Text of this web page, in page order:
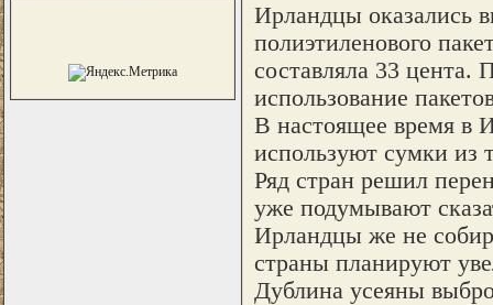
Ирландцы оказались
полиэтиленового
составляла 33 цента.
использование
В настоящее время в
используют сумки из
Ряд стран решил
уже подумывают
Ирландцы же не
страны планируют
Дублина усеяны